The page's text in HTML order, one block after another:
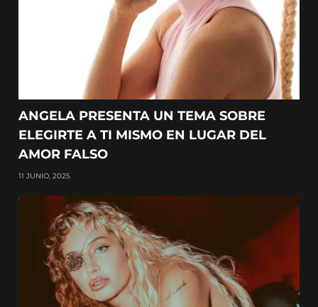
ANGELA PRESENTA UN TEMA SOBRE
ELEGIRTE A TI MISMO EN LUGAR DEL
AMOR FALSO
11 JUNIO, 2025